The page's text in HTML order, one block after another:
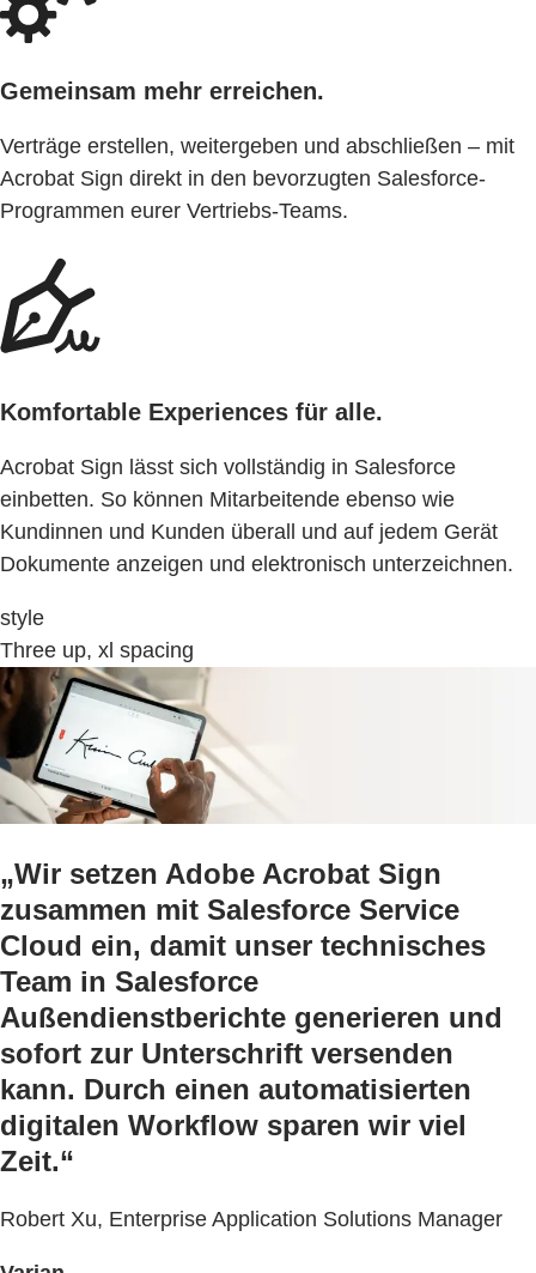
Gemeinsam mehr erreichen.
Verträge erstellen, weitergeben und abschließen – mit
Acrobat Sign direkt in den bevorzugten Salesforce-
Programmen eurer Vertriebs-Teams.
Komfortable Experiences für alle.
Acrobat Sign lässt sich vollständig in Salesforce
einbetten. So können Mitarbeitende ebenso wie
Kundinnen und Kunden überall und auf jedem Gerät
Dokumente anzeigen und elektronisch unterzeichnen.
style
Three up, xl spacing
„Wir setzen Adobe Acrobat Sign
zusammen mit Salesforce Service
Cloud ein, damit unser technisches
Team in Salesforce
Außendienstberichte generieren und
sofort zur Unterschrift versenden
kann. Durch einen automatisierten
digitalen Workflow sparen wir viel
Zeit.“
Robert Xu, Enterprise Application Solutions Manager